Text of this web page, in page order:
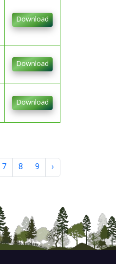
Download
Download
Download
7 8 9 ›